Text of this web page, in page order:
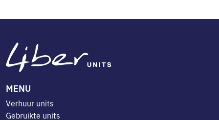
MENU
Verhuur units
Gebruikte units